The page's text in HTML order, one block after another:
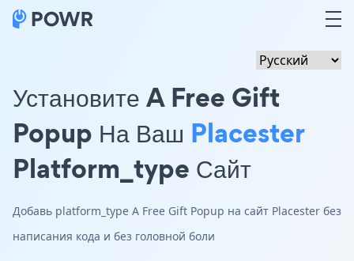
Установите A Free Gift
Popup На Ваш Placester
Platform_type Сайт
Добавь platform_type A Free Gift Popup на сайт Placester без
написания кода и без головной боли